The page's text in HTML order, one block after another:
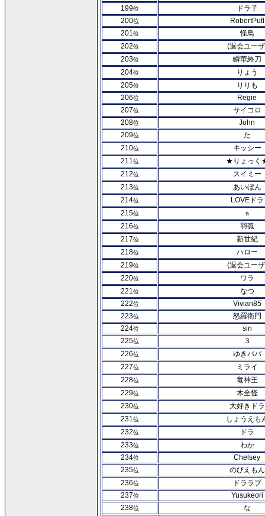
199位
ドラ子
200位
RobertPutl
201位
怪鳥
202位
(退会ユー
203位
瞬華終刀
204位
りょう
205位
りりも
206位
Regie
207位
サイコロ
208位
John
209位
た
210位
キッシー
211位
★りょっく
212位
スイミー
213位
あいぼん
214位
LOVEドラ
215位
ｓ
216位
羽弧
217位
新世紀
218位
ハロー
219位
(退会ユー
220位
ワラ
221位
なつ
222位
Vivian85
223位
怒羅衛門
224位
sin
225位
３
226位
ゆきパパ
227位
ミライ
228位
竜神王
229位
木全怪
230位
大好きドラ
231位
しょうえも
232位
ドラ
233位
わか
234位
Chelsey
235位
のびえもん
236位
ドララブ
237位
Yusukeori
238位
な